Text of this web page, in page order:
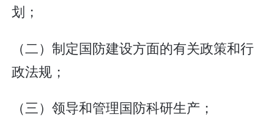
划；
（二）制定国防建设方面的有关政策和行
政法规；
（三）领导和管理国防科研生产；